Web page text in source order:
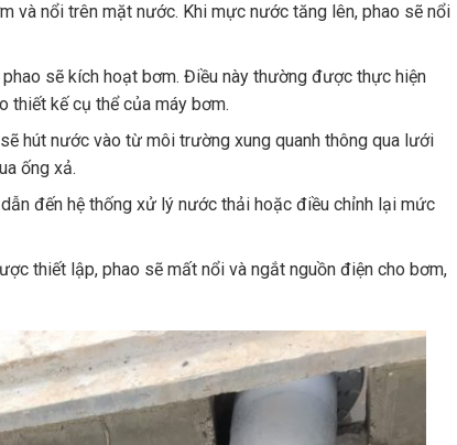
và nổi trên mặt nước. Khi mực nước tăng lên, phao sẽ nổi
sẽ kích hoạt bơm. Điều này thường được thực hiện
thiết kế cụ thể của máy bơm.
hút nước vào từ môi trường xung quanh thông qua lưới
ống xả.
đến hệ thống xử lý nước thải hoặc điều chỉnh lại mức
thiết lập, phao sẽ mất nổi và ngắt nguồn điện cho bơm,